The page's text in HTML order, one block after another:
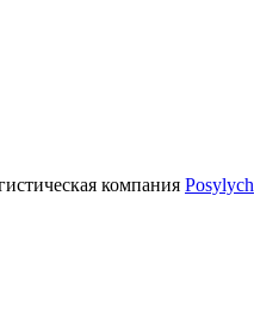
компания Posylych